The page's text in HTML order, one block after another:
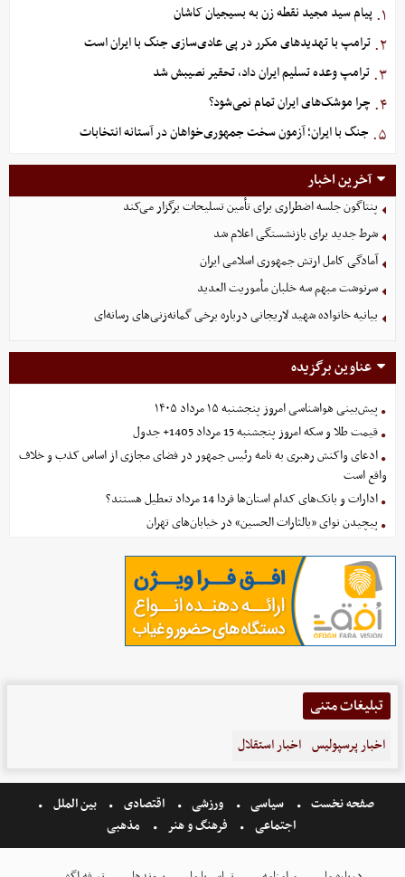
۱. پیام سید مجید نقطه زن به بسیجیان کاشان
۲. ترامپ با تهدیدهای مکرر در پی عادی‌سازی جنگ با ایران است
۳. ترامپ وعده تسلیم ایران داد، تحقیر نصیبش شد
۴. چرا موشک‌های ایران تمام نمی‌شود؟
۵. جنگ با ایران؛ آزمون سخت جمهوری‌خواهان در آستانه انتخابات
آخرین اخبار
پنتاگون جلسه اضطراری برای تأمین تسلیحات برگزار می‌کند
شرط جدید برای بازنشستگی اعلام شد
آمادگی کامل ارتش جمهوری اسلامی ایران
سرنوشت مبهم سه خلبان مأموریت العدید
بیانیه خانواده شهید لاریجانی درباره برخی گمانه‌زنی‌های رسانه‌ای
عناوین برگزیده
پیش‌بینی هواشناسی امروز پنجشنبه ۱۵ مرداد ۱۴۰۵
قیمت طلا و سکه امروز پنجشنبه 15 مرداد 1405+ جدول
ادعای واکنش رهبری به نامه رئیس جمهور در فضای مجازی از اساس کذب و خلاف
واقع است
ادارات و بانک‌های کدام استان‌ها فردا 14 مرداد تعطیل هستند؟
پیچیدن نوای «یالثارات الحسین» در خیابان‌های تهران
تبلیغات متنی
اخبار پرسپولیس اخبار استقلال
صفحه نخست سیاسی ورزشی اقتصادی
بین الملل
اجتماعی
فرهنگ و هنر مذهبی